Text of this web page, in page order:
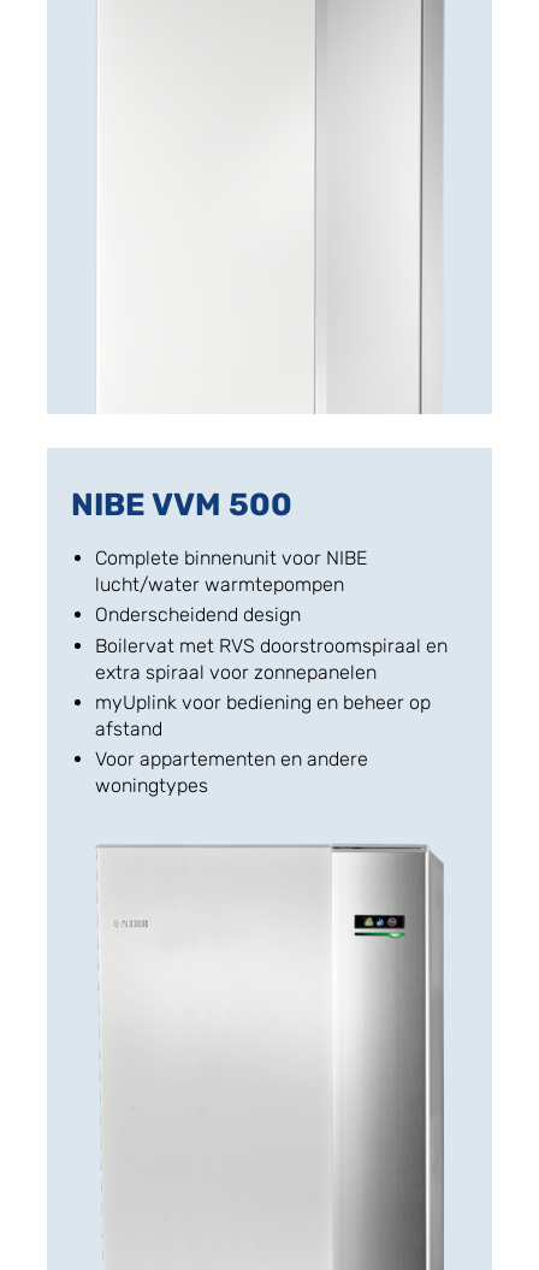
NIBE VVM 500
Complete binnenunit voor NIBE
lucht/water warmtepompen
Onderscheidend design
Boilervat met RVS doorstroomspiraal en
extra spiraal voor zonnepanelen
myUplink voor bediening en beheer op
afstand
Voor appartementen en andere
woningtypes